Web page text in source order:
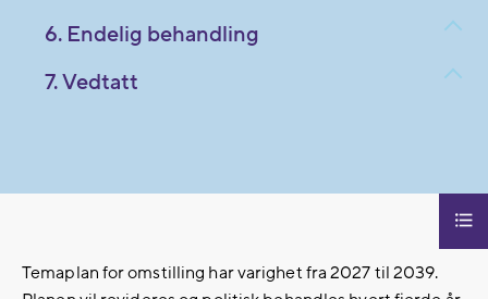
6. Endelig behandling
7. Vedtatt
Temaplan for omstilling har varighet fra 2027 til 2039.